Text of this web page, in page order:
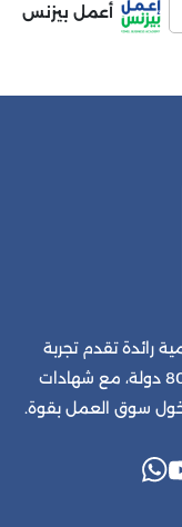
أعمل بيزنس
رائدة تقدم تجربة
تدريبية متكاملة للمشتركين في أكثر من 80 دولة، مع شهادات
سوق العمل بقوة.